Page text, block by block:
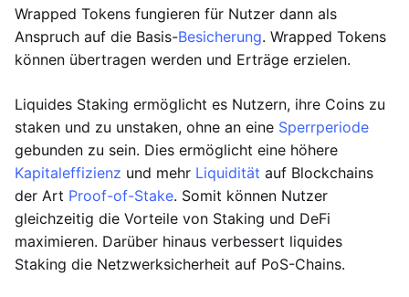
Wrapped Tokens fungieren für Nutzer dann als
Anspruch auf die Basis-Besicherung. Wrapped Tokens
können übertragen werden und Erträge erzielen.
Liquides Staking ermöglicht es Nutzern, ihre Coins zu
staken und zu unstaken, ohne an eine Sperrperiode
gebunden zu sein. Dies ermöglicht eine höhere
Kapitaleffizienz und mehr Liquidität auf Blockchains
der Art Proof-of-Stake. Somit können Nutzer
gleichzeitig die Vorteile von Staking und DeFi
maximieren. Darüber hinaus verbessert liquides
Staking die Netzwerksicherheit auf PoS-Chains.